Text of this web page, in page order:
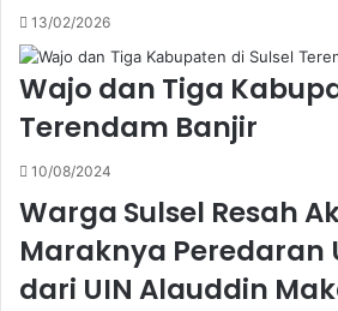
13/02/2026
Wajo dan Tiga
Terendam Banjir
10/08/2024
Warga Sulsel Resah
Maraknya Peredaran
dari UIN Alauddin